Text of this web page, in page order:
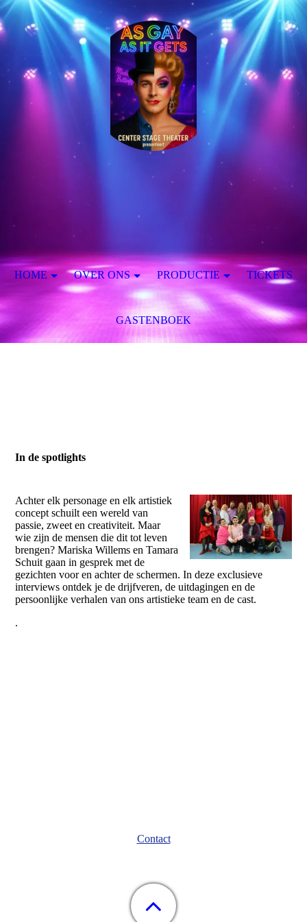
In de spotlights
Achter elk personage en elk artistiek
concept schuilt een wereld van
passie, zweet en creativiteit. Maar
wie zijn de mensen die dit tot leven
brengen? Mariska Willems en Tamara
Schuit gaan in gesprek met de
gezichten voor en achter de schermen. In deze exclusieve
interviews ontdek je de drijfveren, de uitdagingen en de
persoonlijke verhalen van ons artistieke team en de cast.
.
Contact
HOME OVER ONS PRODUCTIE TICKETS
GASTENBOEK